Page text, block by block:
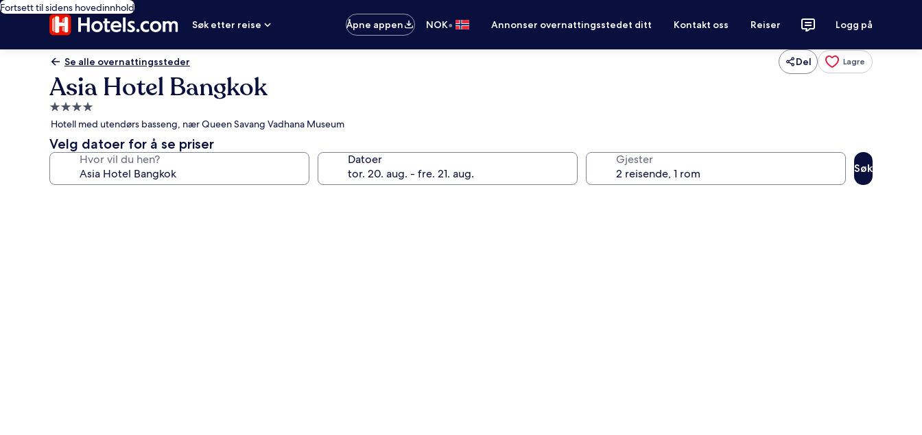
Fortsett til sidens hovedinnhold
Søk etter reise
Åpne appen NOK• Annonser overnattingsstedet ditt Kontakt oss Reiser Logg på
Se alle overnattingssteder Del Lagre
Asia Hotel Bangkok
Overnattingssted
med
4.0
stjerner
Hotell med utendørs basseng, nær Queen Savang Vadhana Museum
Velg datoer for å se priser
Hvor vil du hen? Datoer Gjester
Søk